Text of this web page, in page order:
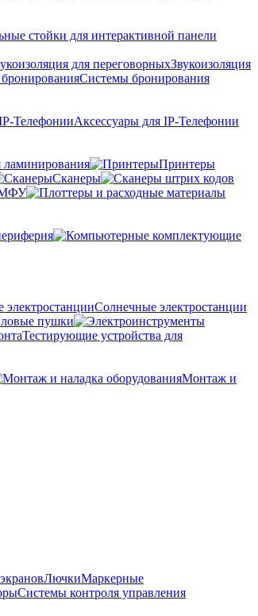
стойки для интерактивной панели
Звукоизоляция
Системы бронирования
Аксессуары для IP-Телефонии
Принтеры
Сканеры
Солнечные электростанции
пушки
Тестирующие устройства для
Монтаж и
ЛючкиМаркерные
Системы контроля управления